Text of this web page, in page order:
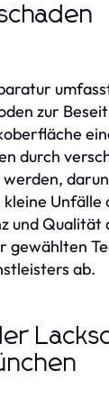
zur
durch
Unfälle
und Qualität
gewählten
ab.